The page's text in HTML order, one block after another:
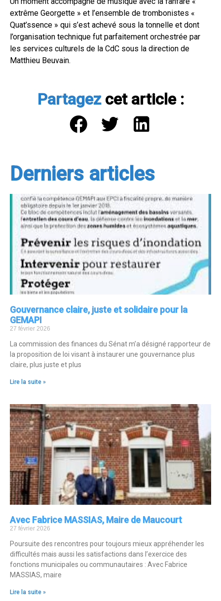
extrême Georgette » et l’ensemble de trombonistes «
Quat’ssence » qui s’est achevé sous la tonnelle et dont
l’organisation technique fut parfaitement orchestrée par
les services culturels de la CdC sous la direction de
Matthieu Beuvain.
Partagezcet article :
Derniers articles
Gouvernance claire, juste et solidaire pour la
GEMAPI
27 février 2026
La commission des finances du Sénat m’a désigné rapporteur de
la proposition de loi visant à instaurer une gouvernance plus
claire, plus juste et plus
Lire la suite »
Avec Fabrice MASSIAS, Maire de Maucourt
27 février 2026
Poursuite des rencontres pour toujours mieux appréhender les
difficultés mais aussi les satisfactions dans l’exercice des
fonctions municipales ou communautaires : Avec Fabrice
MASSIAS, maire
Lire la suite »